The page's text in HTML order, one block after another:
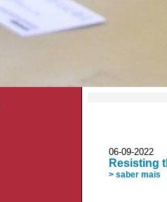
06-09-
Resisting
> saber mais